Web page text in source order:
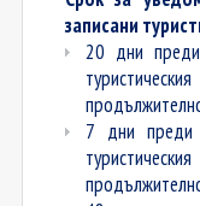
записани
20 дни преди
7 дни преди